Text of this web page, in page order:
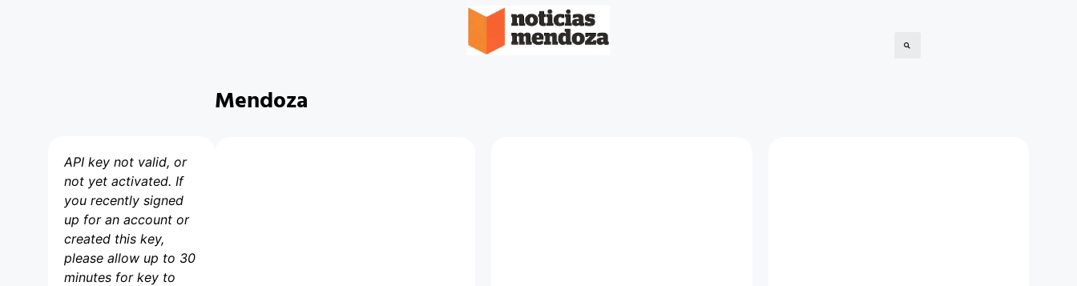
API key not valid, or
not yet activated. If
you recently signed
up for an account or
created this key,
please allow up to 30
minutes for key to
Mendoza